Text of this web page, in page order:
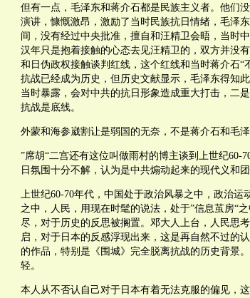
但有一点，毛泽东和蒋介石都是民族主义者。他们
演讲，慷慨激昂，激励了当时民族抗日情绪，毛泽
间，没有经过中央批准，擅自和汪精卫会晤，当时
汉年只是抱着接触的心态去见汪精卫的，双方并没
和日伪政权接触谈判红线，这个红线和当时蒋介石
抗战已经成为历史，但历史文献显示，毛泽东得知
当时暴露，会对中共的抗日形象造成重大打击，二
抗战是底线。
外蒙和海参崴割让是弱国的无奈，不是蒋介石和毛泽
”席胡“二宫还有这位叫做雨村的博主谈到上世纪60-
日氛围十分不解，认为是中共煽动起来的现代义和
上世纪60-70年代，中国处于政治风暴之中，政治
之中，人民，用现在时髦的说法，处于”信息茧房“
尽，对于历史的反思被搁置。邓大人上台，人民思
启，对于日本的反感浮现出来，这是再自然不过的
的作品，特别是《围城》完全脱离抗战的历史背景
轻。
本人从不否认自己对于日本有着无法克服的偏见，